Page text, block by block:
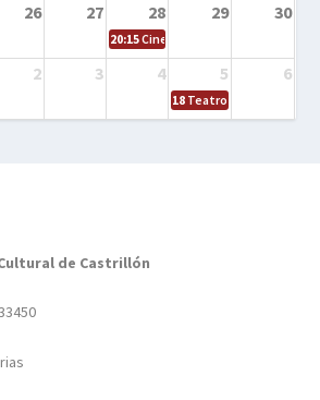
26 27 28 29 30
20:15Cine en el calle – Tintín y el
2 3 4 5 6
18 Teatro – Tres
de Castrillón